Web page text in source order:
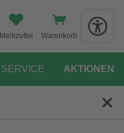
Merkzettel Warenkorb
SERVICE AKTIONEN